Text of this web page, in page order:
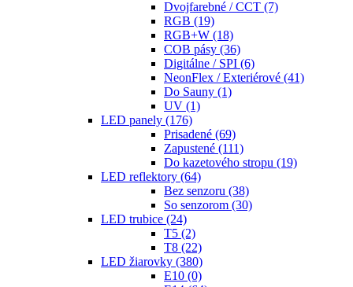
Dvojfarebné / CCT (7)
RGB (19)
RGB+W (18)
COB pásy (36)
Digitálne / SPI (6)
NeonFlex / Exteriérové (41)
Do Sauny (1)
UV (1)
LED panely (176)
Prisadené (69)
Zapustené (111)
Do kazetového stropu (19)
LED reflektory (64)
Bez senzoru (38)
So senzorom (30)
LED trubice (24)
T5 (2)
T8 (22)
LED žiarovky (380)
E10 (0)